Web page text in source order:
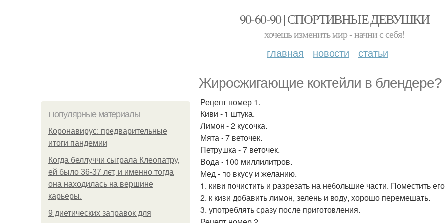
90-60-90 | СПОРТИВНЫЕ ДЕВУШКИ
хочешь изменить мир - начни с себя!
главная новости статьи
Жиросжигающие коктейли в блендере?
Популярные материалы
Коронавирус: предварительные
итоги пандемии
Когда беллуччи сыграла Клеопатру,
ей было 36-37 лет, и именно тогда
она находилась на вершине
карьеры.
9 диетических заправок для
Рецепт номер 1.
Киви - 1 штука.
Лимон - 2 кусочка.
Мята - 7 веточек.
Петрушка - 7 веточек.
Вода - 100 миллилитров.
Мед - по вкусу и желанию.
1. киви почистить и разрезать на небольшие части. Поместить
2. к киви добавить лимон, зелень и воду, хорошо перемешать.
3. употреблять сразу после приготовления.